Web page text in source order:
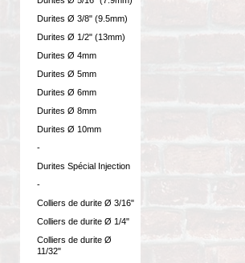
Durites Ø 3/8" (9.5mm)
Durites Ø 1/2" (13mm)
Durites Ø 4mm
Durites Ø 5mm
Durites Ø 6mm
Durites Ø 8mm
Durites Ø 10mm
-
Durites Spécial Injection
-
Colliers de durite Ø 3/16"
Colliers de durite Ø 1/4"
Colliers de durite Ø
11/32"